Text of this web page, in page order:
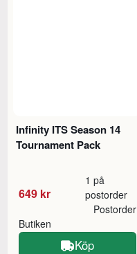
Infinity ITS Season 14
Tournament Pack
649 kr
1 på
postorder
Butiken
Postorder
Köp